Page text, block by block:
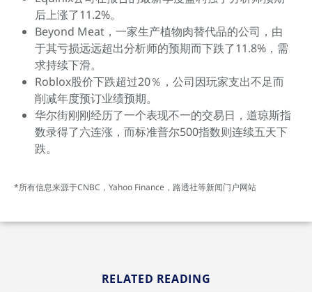
后上涨了11.2%。
Beyond Meat，一家生产植物肉替代品的公司，由
于其亏损远远超出分析师的预期而下跌了11.8%，需
求持续下滑。
Roblox股价下跌超过20％，公司因玩家支出不足而
削减年度预订业绩预期。
华尔街刚刚经历了一个表现不一的交易日，道琼斯指
数录得了六连涨，而标准普尔500指数则连续五天下
跌。
*所有信息来源于CNBC，Yahoo Finance，路透社等新闻门户网站
RELATED READING